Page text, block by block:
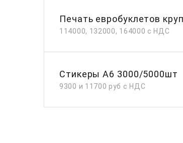
Печать евробуклетов
114000, 132000, 164000 с НДС
Стикеры А6 3000/5000шт
9300 и 11700 руб с НДС